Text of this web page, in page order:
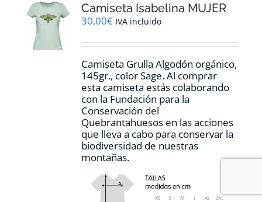
se
pueden
en
página
de
producto
Camiseta Isabelina MUJER
30,00€ IVA incluido
Camiseta Grulla Algodón orgánico,
145gr., color Sage. Al comprar
esta camiseta estás colaborando
con la Fundación para la
Conservación del
Quebrantahuesos en las acciones
que lleva a cabo para conservar la
biodiversidad de nuestras
montañas.